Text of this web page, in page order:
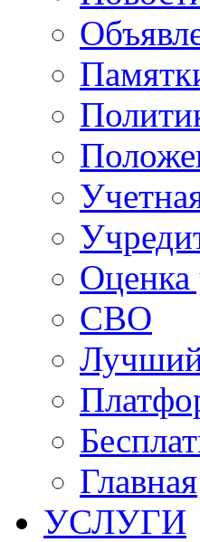
Оценка
СВО
Лучший
Главная
УСЛУГИ